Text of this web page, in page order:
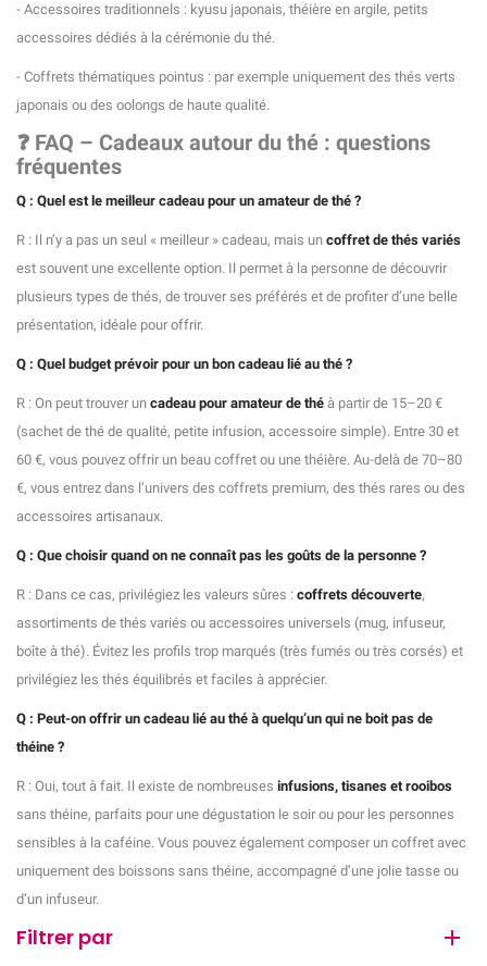
- Accessoires traditionnels : kyusu japonais, théière en argile, petits
accessoires dédiés à la cérémonie du thé.
- Coffrets thématiques pointus : par exemple uniquement des thés verts
japonais ou des oolongs de haute qualité.
❓ FAQ – Cadeaux autour du thé : questions
fréquentes
Q : Quel est le meilleur cadeau pour un amateur de thé ?
R : Il n’y a pas un seul « meilleur » cadeau, mais un coffret de thés variés
est souvent une excellente option. Il permet à la personne de découvrir
plusieurs types de thés, de trouver ses préférés et de profiter d’une belle
présentation, idéale pour offrir.
Q : Quel budget prévoir pour un bon cadeau lié au thé ?
R : On peut trouver un cadeau pour amateur de thé à partir de 15–20 €
(sachet de thé de qualité, petite infusion, accessoire simple). Entre 30 et
60 €, vous pouvez offrir un beau coffret ou une théière. Au-delà de 70–80
€, vous entrez dans l’univers des coffrets premium, des thés rares ou des
accessoires artisanaux.
Q : Que choisir quand on ne connaît pas les goûts de la personne ?
R : Dans ce cas, privilégiez les valeurs sûres : coffrets découverte,
assortiments de thés variés ou accessoires universels (mug, infuseur,
boîte à thé). Évitez les profils trop marqués (très fumés ou très corsés) et
privilégiez les thés équilibrés et faciles à apprécier.
Q : Peut-on offrir un cadeau lié au thé à quelqu’un qui ne boit pas de
théine ?
R : Oui, tout à fait. Il existe de nombreuses infusions, tisanes et rooibos
sans théine, parfaits pour une dégustation le soir ou pour les personnes
sensibles à la caféine. Vous pouvez également composer un coffret avec
uniquement des boissons sans théine, accompagné d’une jolie tasse ou
d’un infuseur.
Filtrer par